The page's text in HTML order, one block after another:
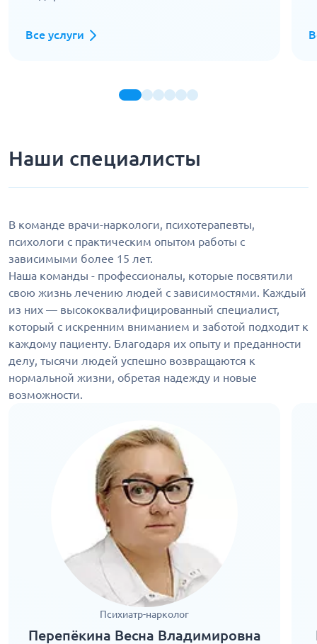
Все услуги
Наши специалисты
В команде врачи-наркологи, психотерапевты,
психологи с практическим опытом работы с
зависимыми более 15 лет.
Наша команды - профессионалы, которые посвятили
свою жизнь лечению людей с зависимостями. Каждый
из них — высококвалифицированный специалист,
который с искренним вниманием и заботой подходит к
каждому пациенту. Благодаря их опыту и преданности
делу, тысячи людей успешно возвращаются к
нормальной жизни, обретая надежду и новые
возможности.
Психиатр-нарколог
Перепёкина Весна Владимировна